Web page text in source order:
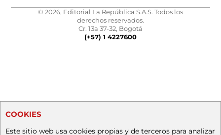
© 2026, Editorial La República S.A.S. Todos los
derechos reservados.
Cr. 13a 37-32, Bogotá
(+57) 1 4227600
COOKIES
Este sitio web usa cookies propias y de terceros para analizar